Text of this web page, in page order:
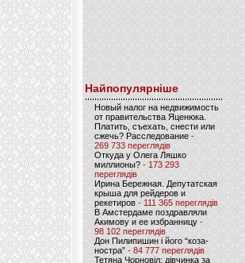
Найпопулярніше
Новый налог на недвижимость
от правительства Яценюка.
Платить, съехать, снести или
сжечь? Расследование-
269 733 переглядів
Откуда у Олега Ляшко
миллионы? - 173 293
переглядів
Ирина Бережная. Депутатская
крыша для рейдеров и
рекетиров - 111 365 переглядів
В Амстердаме поздравляли
Акимову и ее избранницу -
98 102 переглядів
Дон Пилипишин і його “коза-
ностра” - 84 777 переглядів
Тетяна Чорновіл: дівчинка за